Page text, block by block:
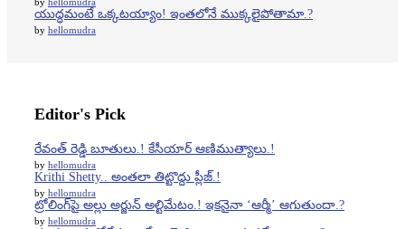
యుద్ధమంటే ఒక్కటయ్యాం! ఇంతలోనే ముక్కలైపోతామా.?
by hellomudra
Editor's Pick
రేవంత్ రెడ్డి బూతులు.! కేసీయార్ ఆణిముత్యాలు.!
by hellomudra
Krithi Shetty.. అంతలా తిట్టొద్దు ప్లీజ్.!
by hellomudra
ట్రోలింగ్‌పై అల్లు అర్జున్ అల్టిమేటం.! ఇకనైనా ‘ఆర్మీ’ ఆగుతుందా.?
by hellomudra